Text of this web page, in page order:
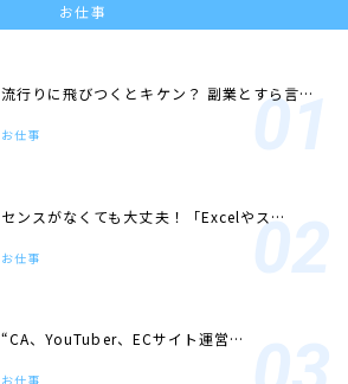
お仕事
流行りに飛びつくとキケン？ 副業とすら言…
お仕事
センスがなくても大丈夫！「Excelやス…
お仕事
“CA、YouTuber、ECサイト運営…
お仕事